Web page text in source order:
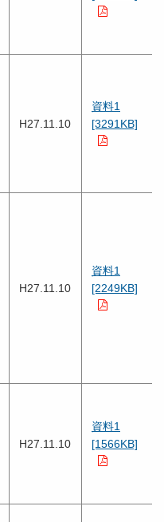
H27.11.10
資料1
[3291KB]
H27.11.10
資料1
[2249KB]
H27.11.10
資料1
[1566KB]